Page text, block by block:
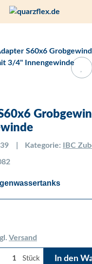
Kategorie: IBC
Versand
Stück In den